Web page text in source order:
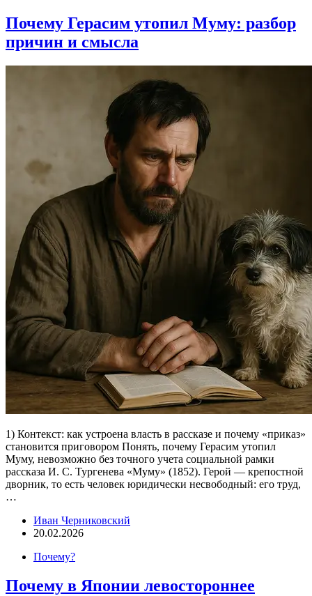
Почему Герасим утопил Муму: разбор
причин и смысла
1) Контекст: как устроена власть в рассказе и почему «приказ»
становится приговором Понять, почему Герасим утопил
Муму, невозможно без точного учета социальной рамки
рассказа И. С. Тургенева «Муму» (1852). Герой — крепостной
дворник, то есть человек юридически несвободный: его труд,
…
Иван Черниковский
20.02.2026
Почему?
Почему в Японии левостороннее